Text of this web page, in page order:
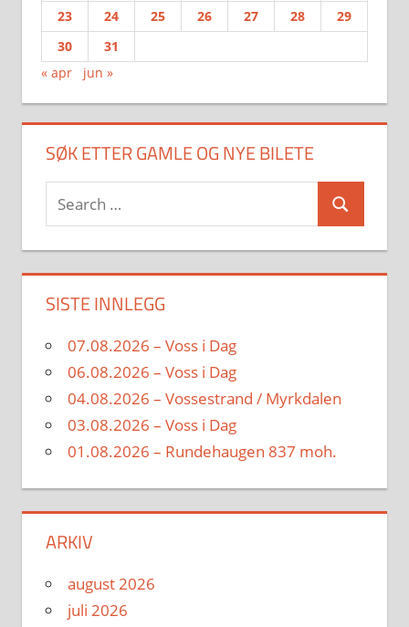
23
24 25 26 27 28
29
30
31
« apr
jun »
SØK ETTER GAMLE OG NYE BILETE
Search
for:
Search
SISTE INNLEGG
07.08.2026 – Voss i Dag
06.08.2026 – Voss i Dag
04.08.2026 – Vossestrand / Myrkdalen
03.08.2026 – Voss i Dag
01.08.2026 – Rundehaugen 837 moh.
ARKIV
august 2026
juli 2026